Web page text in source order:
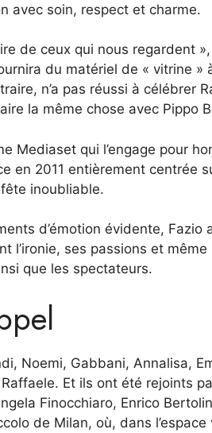
avec soin, respect et charme.
de ceux qui nous regardent
du matériel de « vitrine »
n’a pas réussi à célébrer
la même chose avec Pippo
Mediaset qui l’engage pour
en 2011 entièrement centrée
inoubliable.
d’émotion évidente, Fazio
l’ironie, ses passions et
que les spectateurs.
Noemi, Gabbani, Annalisa,
Et ils ont été rejoints
Finocchiaro, Enrico
de Milan, où, dans